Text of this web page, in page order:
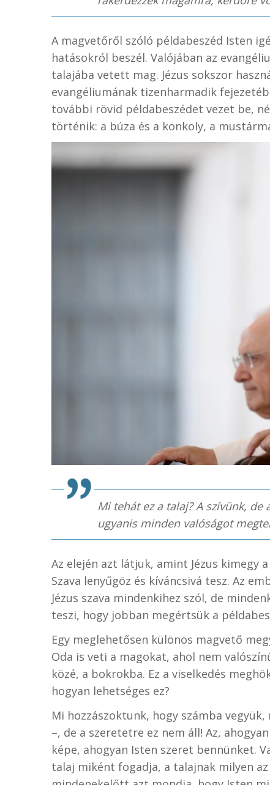
A magvetőről szóló példabeszéd Isten
hatásokról beszél. Valójában az
talajába vetett mag. Jézus sokszor
evangéliumának tizenharmadik
további rövid példabeszédet vezet be,
történik: a búza és a konkoly, a
Mi tehát ez a talaj? A szívünk, de
ugyanis minden valóságot
Az elején azt látjuk, amint Jézus kimegy
Szava lenyűgöz és kíváncsivá tesz. Az
Jézus szava mindenkihez szól, de
teszi, hogy jobban megértsük a
Egy meglehetősen különös magvető
Oda is veti a magokat, ahol nem
közé, a bokrokba. Ez a viselkedés
hogyan lehetséges ez?
Mi hozzászoktunk, hogy számba
–, de a szeretetre ez nem áll! Az,
képe, ahogyan Isten szeret bennünket.
talaj miként fogadja, a talajnak milyen